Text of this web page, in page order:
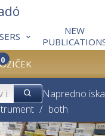
0
NEW
Napredno
/ both